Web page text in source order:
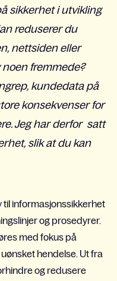
sikkerhet i utvikling
reduserer du
nettsiden eller
fremmede?
kundedata på
konsekvenser for
Jeg har derfor satt
slik at du kan
til informasjonssikkerhet
og prosedyrer.
med fokus på
hendelse. Ut fra
og redusere